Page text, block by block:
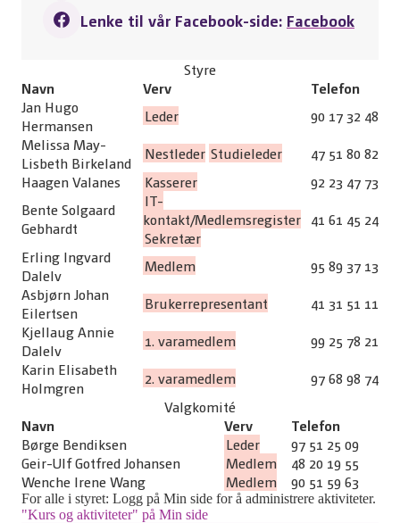
Lenke til vår Facebook-side: Facebook
Styre
Navn
Verv
Telefon
Jan Hugo
Hermansen
Leder
90 17 32 48
Melissa May-
Lisbeth Birkeland
Nestleder Studieleder
47 51 80 82
Haagen Valanes
Kasserer
92 23 47 73
Bente Solgaard
Gebhardt
IT-
kontakt/Medlemsregister
Sekretær
41 61 45 24
Erling Ingvard
Dalelv
Medlem
95 89 37 13
Asbjørn Johan
Eilertsen
Brukerrepresentant
41 31 51 11
Kjellaug Annie
Dalelv
1. varamedlem
99 25 78 21
Karin Elisabeth
Holmgren
2. varamedlem
97 68 98 74
Valgkomité
Navn
Verv
Telefon
Børge Bendiksen
Leder
97 51 25 09
Geir-Ulf Gotfred Johansen
Medlem
48 20 19 55
Wenche Irene Wang
Medlem 90 51 59 63
For alle i styret: Logg på Min side for å administrere aktiviteter.
"Kurs og aktiviteter" på Min side